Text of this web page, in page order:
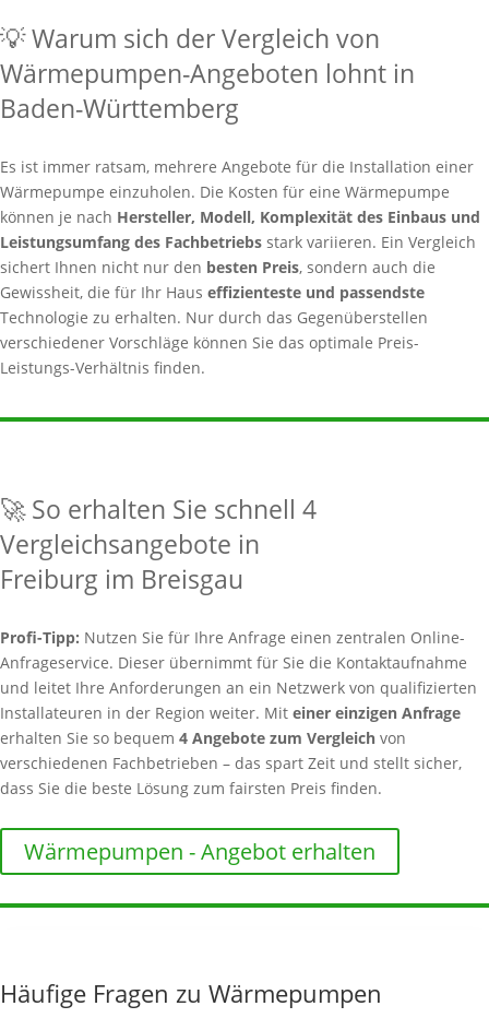
💡 Warum sich der Vergleich von
Wärmepumpen-Angeboten lohnt in
Baden-Württemberg
Es ist immer ratsam, mehrere Angebote für die Installation einer
Wärmepumpe einzuholen. Die Kosten für eine Wärmepumpe
können je nach Hersteller, Modell, Komplexität des Einbaus und
Leistungsumfang des Fachbetriebs stark variieren. Ein Vergleich
sichert Ihnen nicht nur den besten Preis, sondern auch die
Gewissheit, die für Ihr Haus effizienteste und passendste
Technologie zu erhalten. Nur durch das Gegenüberstellen
verschiedener Vorschläge können Sie das optimale Preis-
Leistungs-Verhältnis finden.
🚀 So erhalten Sie schnell 4
Vergleichsangebote in
Freiburg im Breisgau
Profi-Tipp: Nutzen Sie für Ihre Anfrage einen zentralen Online-
Anfrageservice. Dieser übernimmt für Sie die Kontaktaufnahme
und leitet Ihre Anforderungen an ein Netzwerk von qualifizierten
Installateuren in der Region weiter. Mit einer einzigen Anfrage
erhalten Sie so bequem 4 Angebote zum Vergleich von
verschiedenen Fachbetrieben – das spart Zeit und stellt sicher,
dass Sie die beste Lösung zum fairsten Preis finden.
Wärmepumpen - Angebot erhalten
Häufige Fragen zu Wärmepumpen